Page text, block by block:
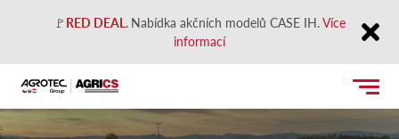
🚩RED DEAL. Nabídka akčních modelů CASE IH.Více
informací
Close